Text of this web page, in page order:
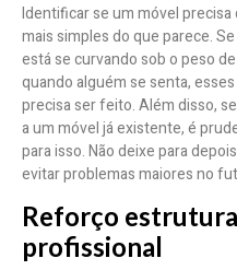
Identificar se um móvel
mais simples do que parece.
está se curvando sob o peso
quando alguém se senta,
precisa ser feito. Além disso,
a um móvel já existente, é
para isso. Não deixe para
evitar problemas maiores no
Reforço
profissional